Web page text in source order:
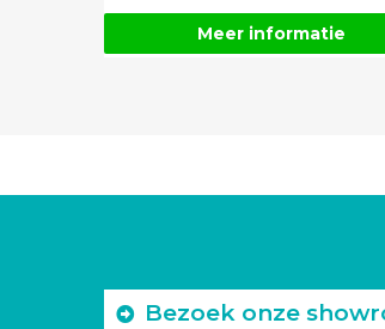
Meer informatie
Bezoek onze